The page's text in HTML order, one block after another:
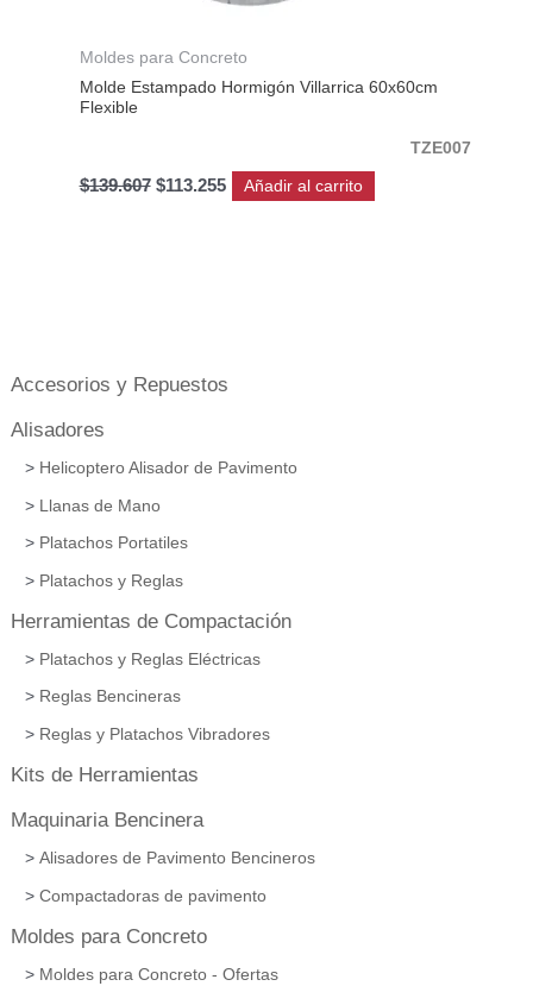
Accesorios y Repuestos
Alisadores
Helicoptero Alisador de Pavimento
Llanas de Mano
Platachos Portatiles
Platachos y Reglas
Herramientas de Compactación
Platachos y Reglas Eléctricas
Reglas Bencineras
Reglas y Platachos Vibradores
Kits de Herramientas
Maquinaria Bencinera
Alisadores de Pavimento Bencineros
Compactadoras de pavimento
Moldes para Concreto
Moldes para Concreto - Ofertas
Moldes para Concreto
Molde Estampado Hormigón Villarrica 60x60cm
Flexible
TZE007
$139.607 $113.255 Añadir al carrito